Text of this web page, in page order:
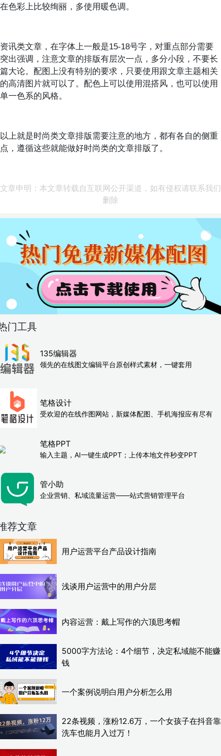
在色彩上比较绚丽，多使用暖色调。
资讯类文章，在字体上一般是15-18号字，对重点部分需要
突出强调，注意文章的排版有层次一点，多分小段，不要长
篇大论。配图上没有特别的要求，只要使用跟文章主题相关
的高清图片就可以了。配色上可以使用混搭风，也可以使用
单一色系的风格。
以上就是时尚类文章排版需要注意的地方，都有各自的侧重
点，遵循这些就能做好时尚类的文章排版了。
文章申明：本文章转载自互联网公开渠道，如有侵权请联系我们
删除
门工具
135编辑器
领先的在线图文编辑平台原创样式素材，一键套用
笔格设计
受欢迎的在线作图网站，新媒体配图、手机海报应有尽有
笔格PPT
输入主题，AI一键生成PPT；上传本地文件秒变PPT
管小助
企业营销、私域流量运营——站式营销管理平台
荐文章
用户运营平台产品设计指南
浅谈用户运营中的用户分层
内容运营：戴上写作的六顶思考帽
5000字方法论：4个细节，决定私域能不能赚
钱
一个案例说明白用户分析怎么用
22条视频，涨粉12.6万，一个女孩子在抖音靠
洗车也能月入过万！